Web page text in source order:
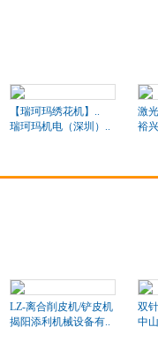
【瑞珂玛绣花机】..
瑞珂玛机电（深圳）..
激
裕
LZ-离合削皮机/铲皮机
揭阳添利机械设备有..
双
中